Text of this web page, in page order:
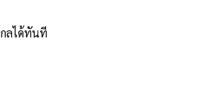
ลได้ทันที